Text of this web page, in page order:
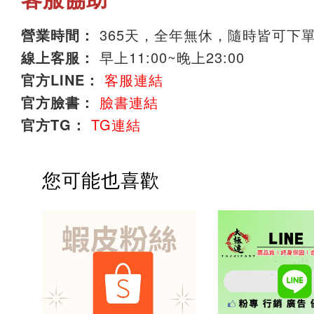
營業時間： 365天，全年無休，隨時皆可下
線上客服： 早上11:00~晚上23:00
官方LINE： 客服連結
官方臉書： 臉書連結
官方TG： TG連結
您可能也喜歡